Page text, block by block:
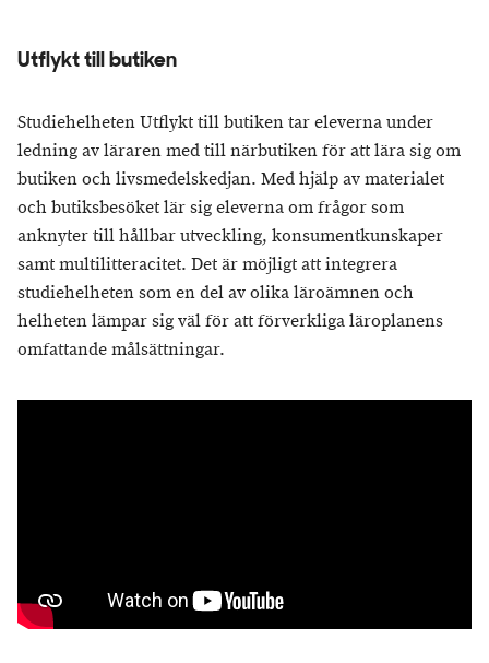
Utflykt till butiken
Studiehelheten Utflykt till butiken tar eleverna under
ledning av läraren med till närbutiken för att lära sig om
butiken och livsmedelskedjan. Med hjälp av materialet
och butiksbesöket lär sig eleverna om frågor som
anknyter till hållbar utveckling, konsumentkunskaper
samt multilitteracitet. Det är möjligt att integrera
studiehelheten som en del av olika läroämnen och
helheten lämpar sig väl för att förverkliga läroplanens
omfattande målsättningar.